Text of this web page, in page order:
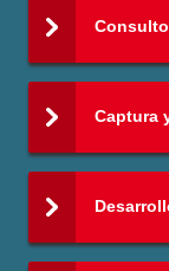
Captura